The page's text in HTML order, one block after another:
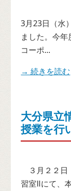
3月23日（水
ました。今
コーポ...
→ 続きを読む
大分県立
授業を行
３月２２日
習室Ⅱにて、